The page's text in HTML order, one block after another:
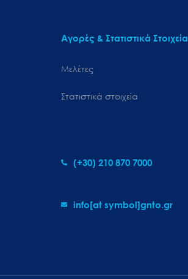
Αγορές & Στατιστικά Στοιχεία
Μελέτες
Στατιστικά στοιχεία
(+30) 210 870 7000
info[at symbol]gnto.gr